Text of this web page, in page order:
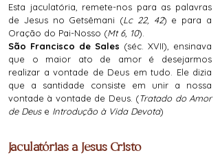
Esta jaculatória, remete-nos para as palavras
de Jesus no Getsêmani (Lc 22, 42) e para a
Oração do Pai-Nosso (Mt 6, 10).
São Francisco de Sales (séc. XVII), ensinava
que o maior ato de amor é desejarmos
realizar a vontade de Deus em tudo. Ele dizia
que a santidade consiste em unir a nossa
vontade à vontade de Deus. (Tratado do Amor
de Deuse Introdução à Vida Devota)
Jaculatórias a Jesus Cristo